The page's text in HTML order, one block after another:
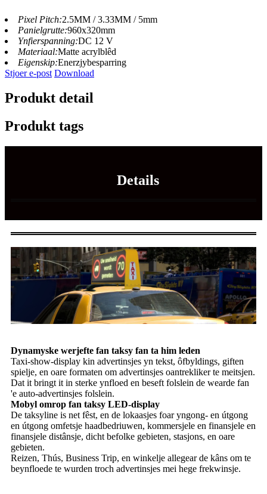
Pixel Pitch:2.5MM / 3.33MM / 5mm
Panielgrutte:960x320mm
Ynfierspanning:DC 12 V
Materiaal:Matte acrylblêd
Eigenskip:Enerzjybesparring
Stjoer e-post Download
Produkt detail
Produkt tags
Details
Dynamyske werjefte fan taksy fan ta him leden
Taxi-show-display kin advertinsjes yn tekst, ôfbyldings, giften
spielje, en oare formaten om advertinsjes oantrekliker te meitsjen.
Dat it bringt it in sterke ynfloed en beseft folslein de wearde fan
'e auto-advertinsjes folslein.
Mobyl omrop fan taksy LED-display
De taksyline is net fêst, en de lokaasjes foar yngong- en útgong
en útgong omfetsje haadbedriuwen, kommersjele en finansjele en
finansjele distânsje, dicht befolke gebieten, stasjons, en oare
gebieten.
Reizen, Thús, Business Trip, en winkelje allegear de kâns om te
beynfloede te wurden troch advertinsjes mei hege frekwinsje.